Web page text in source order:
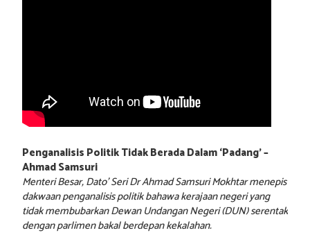
Penganalisis Politik Tidak Berada Dalam ‘Padang’ –
Ahmad Samsuri
Menteri Besar, Dato’ Seri Dr Ahmad Samsuri Mokhtar menepis
dakwaan penganalisis politik bahawa kerajaan negeri yang
tidak membubarkan Dewan Undangan Negeri (DUN) serentak
dengan parlimen bakal berdepan kekalahan.